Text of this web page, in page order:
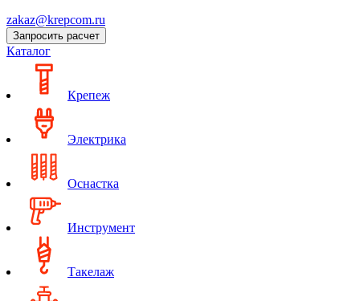
zakaz@krepcom.ru
Запросить расчет
Каталог
Крепеж
Электрика
Оснастка
Инструмент
Такелаж